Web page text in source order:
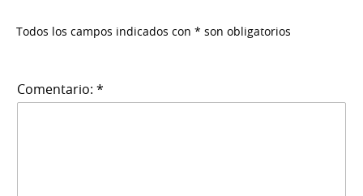
Todos los campos indicados con * son obligatorios
Comentario: *